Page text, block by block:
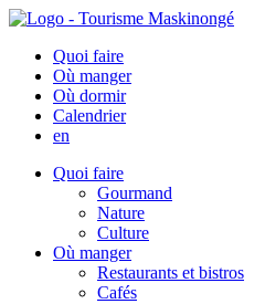
Quoi faire
Où manger
Où dormir
Calendrier
en
Quoi faire
Gourmand
Nature
Culture
Où manger
Restaurants et bistros
Cafés